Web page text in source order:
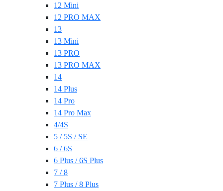
12 Mini
12 PRO MAX
13
13 Mini
13 PRO
13 PRO MAX
14
14 Plus
14 Pro
14 Pro Max
4/4S
5 / 5S / SE
6 / 6S
6 Plus / 6S Plus
7 / 8
7 Plus / 8 Plus